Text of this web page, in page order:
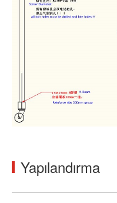
Yapılandırma